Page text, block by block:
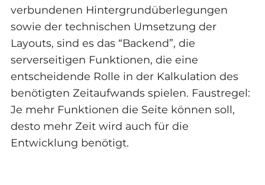
verbundenen Hintergrundüberlegungen
sowie der technischen Umsetzung der
Layouts, sind es das “Backend”, die
serverseitigen Funktionen, die eine
entscheidende Rolle in der Kalkulation des
benötigten Zeitaufwands spielen. Faustregel:
Je mehr Funktionen die Seite können soll,
desto mehr Zeit wird auch für die
Entwicklung benötigt.